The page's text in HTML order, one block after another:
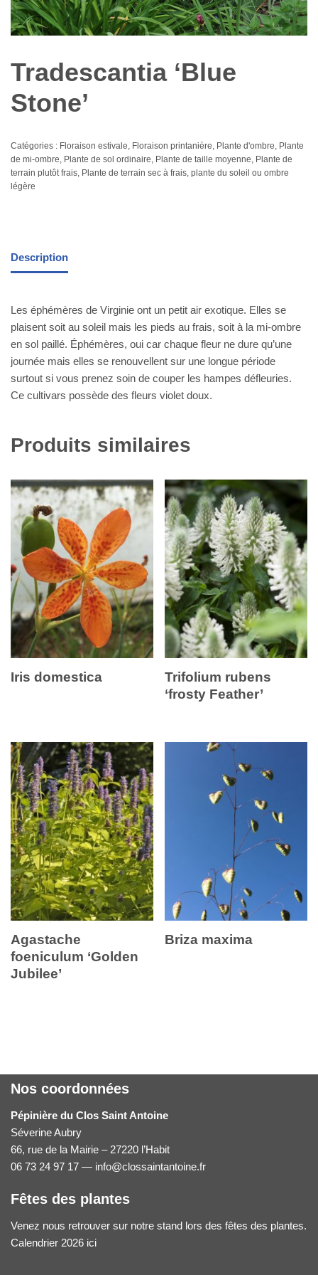
Tradescantia ‘Blue
Stone’
Catégories : Floraison estivale, Floraison printanière, Plante d'ombre, Plante
de mi-ombre, Plante de sol ordinaire, Plante de taille moyenne, Plante de
terrain plutôt frais, Plante de terrain sec à frais, plante du soleil ou ombre
légère
Description
Les éphémères de Virginie ont un petit air exotique. Elles se
plaisent soit au soleil mais les pieds au frais, soit à la mi-ombre
en sol paillé. Éphémères, oui car chaque fleur ne dure qu’une
journée mais elles se renouvellent sur une longue période
surtout si vous prenez soin de couper les hampes défleuries.
Ce cultivars possède des fleurs violet doux.
Produits similaires
Iris domestica
Trifolium rubens
‘frosty Feather’
Agastache
foeniculum ‘Golden
Jubilee’
Briza maxima
Nos coordonnées
Pépinière du Clos Saint Antoine
Séverine Aubry
66, rue de la Mairie – 27220 l’Habit
06 73 24 97 17 — info@clossaintantoine.fr
Fêtes des plantes
Venez nous retrouver sur notre stand lors des fêtes des plantes.
Calendrier 2026 ici